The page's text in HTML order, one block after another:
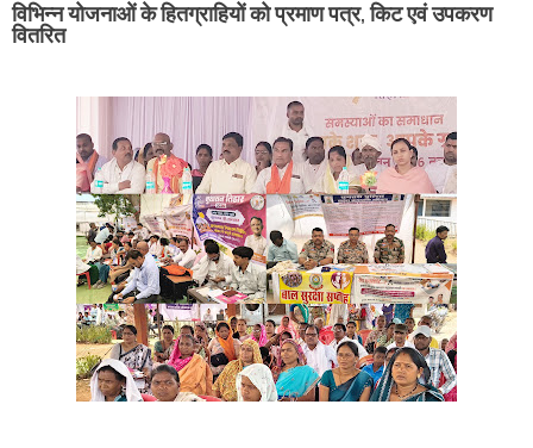
विभिन्न योजनाओं के हितग्राहियों को प्रमाण पत्र, किट एवं उपकरण
वितरित